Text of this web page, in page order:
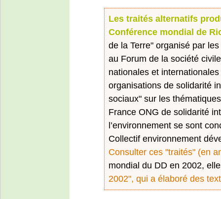
Les traités alternatifs
Conférence mondial de
de la Terre" organisé par
au Forum de la société
nationales et
organisations de solidarité
sociaux" sur les
France ONG de solidarité
l’environnement se sont
Collectif environnement
Consulter ces "traités" (en
mondial du DD en 2002,
2002", qui a élaboré des